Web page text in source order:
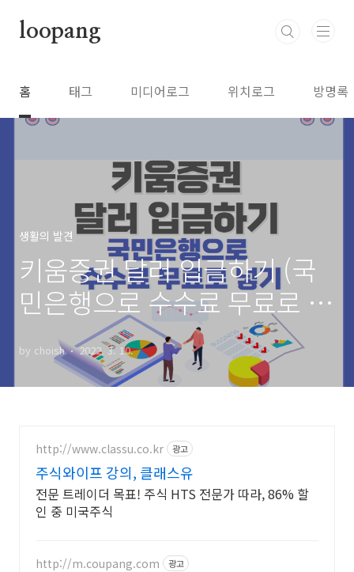
loopang
홈 태그 미디어로그 위치로그 방명록
생활의 발견
키움증권 달러 입금하기 (국
민은행으로 수수료 무료로 넣
by choish 2022. 3. 10.
http://www.classu.co.kr 광고
주식와이프 강의, 클래스유
전문 트레이더 목표! 주식 HTS 전문가 따라, 86% 할
인 중 미국주식
http://m.coupang.com 광고